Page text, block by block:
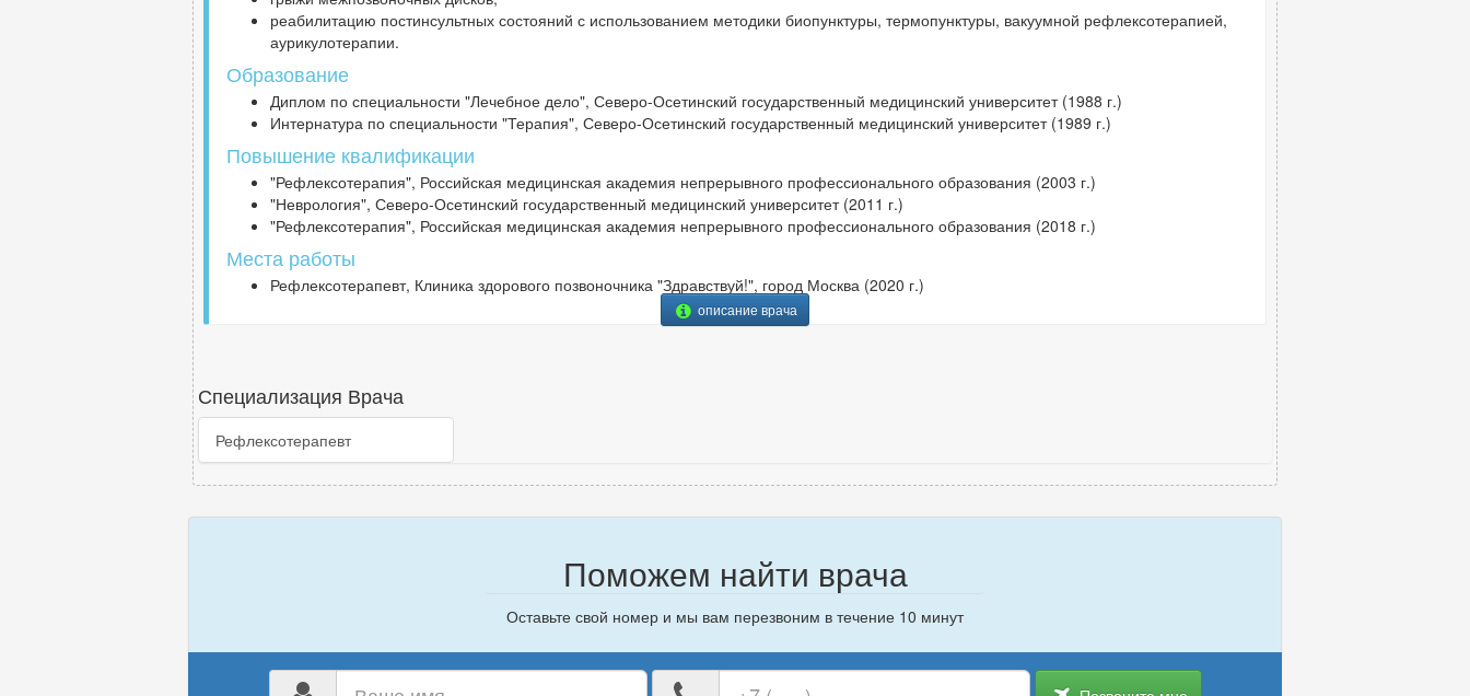
реабилитацию постинсультных состояний с использованием методики биопунктуры, термопунктуры, вакуумной рефлексотерапией,
аурикулотерапии.
Образование
Диплом по специальности "Лечебное дело", Северо-Осетинский государственный медицинский университет (1988 г.)
Интернатура по специальности "Терапия", Северо-Осетинский государственный медицинский университет (1989 г.)
Повышение квалификации
"Рефлексотерапия", Российская медицинская академия непрерывного профессионального образования (2003 г.)
"Неврология", Северо-Осетинский государственный медицинский университет (2011 г.)
"Рефлексотерапия", Российская медицинская академия непрерывного профессионального образования (2018 г.)
Места работы
Рефлексотерапевт, Клиника здорового позвоночника "Здравствуй!", город Москва (2020 г.)
описание врача
Специализация Врача
Рефлексотерапевт
Поможем найти врача
Оставьте свой номер и мы вам перезвоним в течение 10 минут